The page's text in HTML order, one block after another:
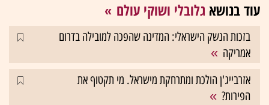
עוד בנושא גלובלי ושוקי עולם
בזכות הנשק הישראלי: המדינה שהפכה למובילה בדרום
אמריקה
אזרבייג'ן הולכת ומתרחקת מישראל. מי תקטוף את
הפירות?